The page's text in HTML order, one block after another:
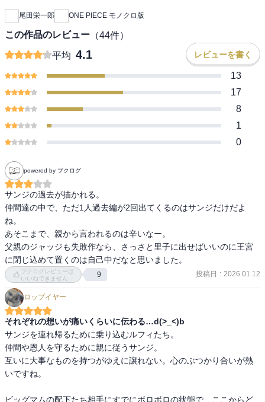
尾田栄一郎 ONE PIECE モノクロ版
この作品のレビュー （44件）
平均 4.1 レビューを書く
13
17
8
1
0
powered by ブクログ
サンジの過去が描かれる。
仲間達の中で、ただ1人過去編が2回出てくるのはサンジだけだよ
ね。
あそこまで、親から言われるのは辛いなー。
父親のジャッジも失敗作なら、さっさと里子に出せばいいのに王宮
に閉じ込めて置くのは自己中だなと思いました。
ブクログレビューは
いいねできません
9 投稿日 : 2026.01.12
ロップイヤー
それぞれの想いが痛いくらいに伝わる…d(>_<)b
サンジを連れ帰るために乗り込むルフィたち。
仲間や恩人を守るために親に従うサンジ。
互いに大事なものを持つがゆえに譲れない。心のぶつかり合いが熱
いですね。
ビッグマムの配下たち相手にすでにボロボロの状態で、ここからど